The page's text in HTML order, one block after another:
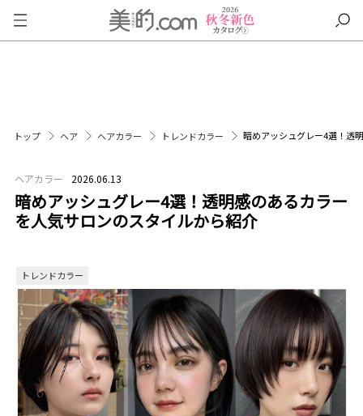
トップ ヘア ヘアカラー トレンドカラー 暗めアッシュグレー4選！透
ヘアカラー 2026.06.13
暗めアッシュグレー4選！透明感のあるカラー
を人気サロンのスタイルから紹介
トレンドカラー